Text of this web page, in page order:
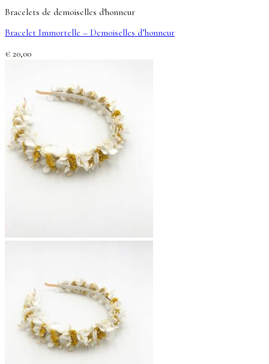
Bracelets de demoiselles d'honneur
Bracelet Immortelle – Demoiselles d’honneur
€ 20,00